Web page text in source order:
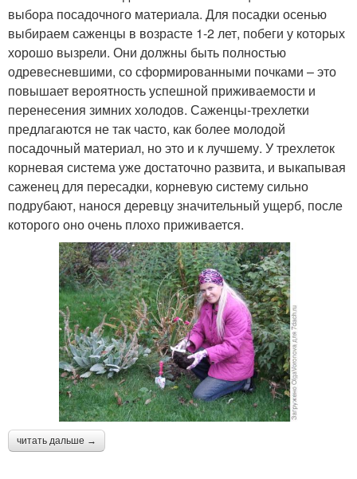
выбора посадочного материала. Для посадки осенью
выбираем саженцы в возрасте 1-2 лет, побеги у которых
хорошо вызрели. Они должны быть полностью
одревесневшими, со сформированными почками – это
повышает вероятность успешной приживаемости и
перенесения зимних холодов. Саженцы-трехлетки
предлагаются не так часто, как более молодой
посадочный материал, но это и к лучшему. У трехлеток
корневая система уже достаточно развита, и выкапывая
саженец для пересадки, корневую систему сильно
подрубают, нанося деревцу значительный ущерб, после
которого оно очень плохо приживается.
читать дальше →